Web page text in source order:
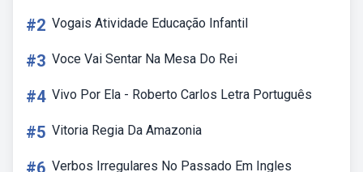
#2 Vogais Atividade Educação Infantil
#3 Voce Vai Sentar Na Mesa Do Rei
#4 Vivo Por Ela - Roberto Carlos Letra Português
#5 Vitoria Regia Da Amazonia
#6 Verbos Irregulares No Passado Em Ingles